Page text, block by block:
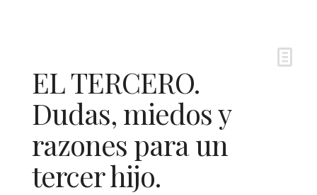
EL TERCERO.
Dudas, miedos y
razones para un
tercer hijo.